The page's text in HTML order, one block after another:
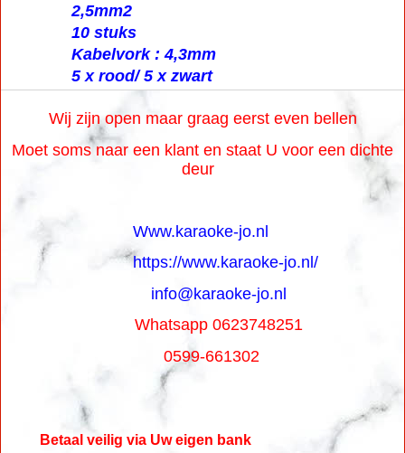
2,5mm2
10 stuks
Kabelvork : 4,3mm
5 x rood/ 5 x zwart
Wij zijn open maar graag eerst even bellen
Moet soms naar een klant en staat U voor een dichte
deur
Www.karaoke-jo.nl
https://www.karaoke-jo.nl/
info@karaoke-jo.nl
Whatsapp 0623748251
0599-661302
Betaal veilig via Uw eigen bank